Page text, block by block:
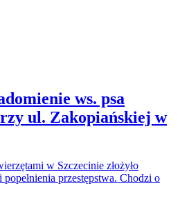
ws. psa
ul. Zakopiańskiej w
w Szczecinie złożyło
przestępstwa. Chodzi o